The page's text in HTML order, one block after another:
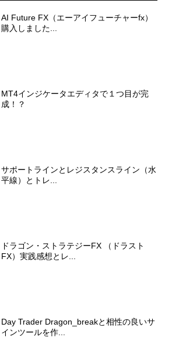
AI Future FX（エーアイフューチャーfx）
購入しました...
MT4インジケータエディタで１つ目が完
成！？
サポートラインとレジスタンスライン（水
平線）とトレ...
ドラゴン・ストラテジーFX （ドラスト
FX）実践感想とレ...
Day Trader Dragon_breakと相性の良いサ
インツールを作...